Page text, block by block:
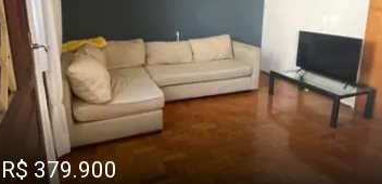
R$ 379.900